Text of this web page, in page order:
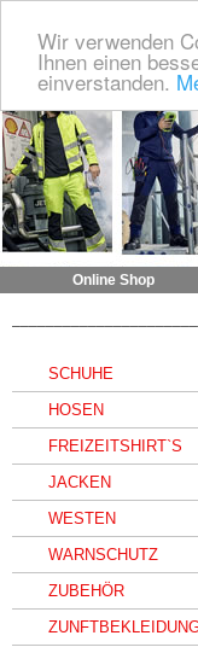
Wir verwenden
Ihnen einen
einverstanden.
Online Shop
SCHUHE
HOSEN
FREIZEITSHIRT`S
JACKEN
WESTEN
WARNSCHUTZ
ZUBEHÖR